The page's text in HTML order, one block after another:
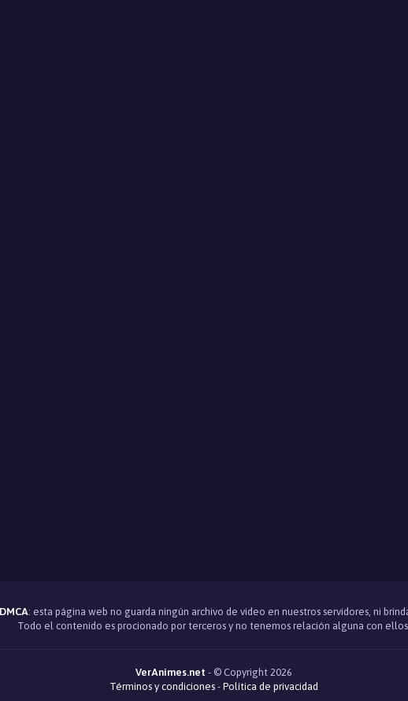
: esta página web no guarda ningún archivo de video en nuestros servidores, ni
Todo el contenido es procionado por terceros y no tenemos relación alguna con
VerAnimes.net - © Copyright 2026
Términos y condiciones- Política de privacidad